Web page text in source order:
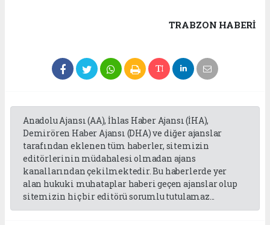
TRABZON HABERİ
Anadolu Ajansı (AA), İhlas Haber Ajansı (İHA),
Demirören Haber Ajansı (DHA) ve diğer ajanslar
tarafından eklenen tüm haberler, sitemizin
editörlerinin müdahalesi olmadan ajans
kanallarından çekilmektedir. Bu haberlerde yer
alan hukuki muhataplar haberi geçen ajanslar olup
sitemizin hiç bir editörü sorumlu tutulamaz...